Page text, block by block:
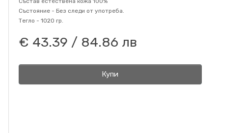
Състояние - Без следи от употреба.
Тегло - 1020 гр.
€ 43.39 / 84.86 лв
Купи